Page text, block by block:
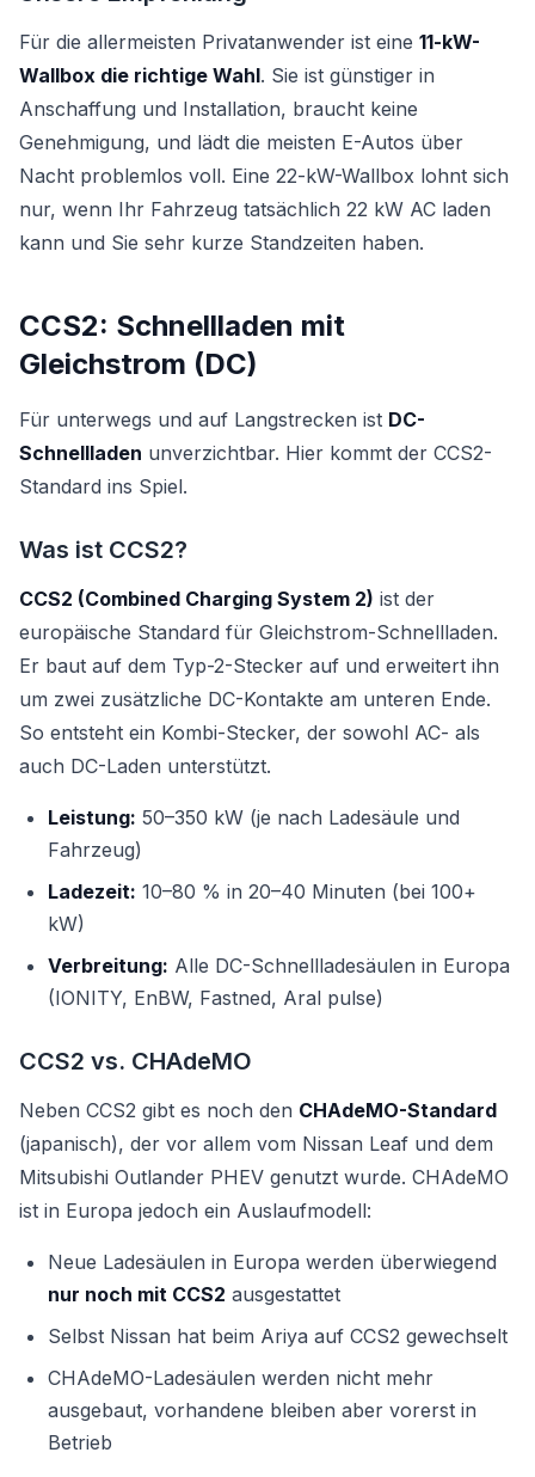
Für die allermeisten Privatanwender ist eine 11-kW-
Wallbox die richtige Wahl. Sie ist günstiger in
Anschaffung und Installation, braucht keine
Genehmigung, und lädt die meisten E-Autos über
Nacht problemlos voll. Eine 22-kW-Wallbox lohnt sich
nur, wenn Ihr Fahrzeug tatsächlich 22 kW AC laden
kann und Sie sehr kurze Standzeiten haben.
CCS2: Schnellladen mit
Gleichstrom (DC)
Für unterwegs und auf Langstrecken ist DC-
Schnellladen unverzichtbar. Hier kommt der CCS2-
Standard ins Spiel.
Was ist CCS2?
CCS2 (Combined Charging System 2) ist der
europäische Standard für Gleichstrom-Schnellladen.
Er baut auf dem Typ-2-Stecker auf und erweitert ihn
um zwei zusätzliche DC-Kontakte am unteren Ende.
So entsteht ein Kombi-Stecker, der sowohl AC- als
auch DC-Laden unterstützt.
Leistung: 50–350 kW (je nach Ladesäule und
Fahrzeug)
Ladezeit: 10–80 % in 20–40 Minuten (bei 100+
kW)
Verbreitung: Alle DC-Schnellladesäulen in Europa
(IONITY, EnBW, Fastned, Aral pulse)
CCS2 vs. CHAdeMO
Neben CCS2 gibt es noch den CHAdeMO-Standard
(japanisch), der vor allem vom Nissan Leaf und dem
Mitsubishi Outlander PHEV genutzt wurde. CHAdeMO
ist in Europa jedoch ein Auslaufmodell:
Neue Ladesäulen in Europa werden überwiegend
nur noch mit CCS2 ausgestattet
Selbst Nissan hat beim Ariya auf CCS2 gewechselt
CHAdeMO-Ladesäulen werden nicht mehr
ausgebaut, vorhandene bleiben aber vorerst in
Betrieb